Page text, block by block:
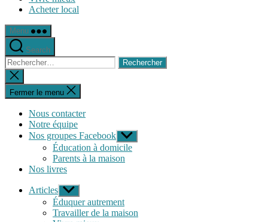
Acheter local
Menu
Search
Rechercher :
Fermer
la
recherche
Fermer le menu
Nous contacter
Notre équipe
Nos groupes Facebook Afficher
le
sous-
menu
Éducation à domicile
Parents à la maison
Nos livres
Articles Afficher
le
sous-
menu
Éduquer autrement
Travailler de la maison